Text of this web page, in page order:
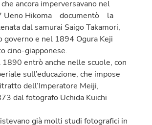
ancora imperversavano nel
Ueno Hikoma documentò la
dal samurai Saigo Takamori,
governo e nel 1894 Ogura Keji
cino-giapponese.
entrò anche nelle scuole, con
sull’educazione, che impose
dell’Imperatore Meiji,
dal fotografo Uchida Kuichi
già molti studi fotografici in